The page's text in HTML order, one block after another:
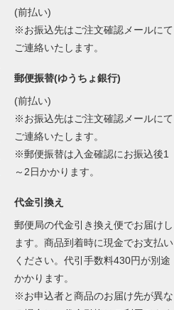
(前払い)
※お振込先はご注文確認メールにて
ご連絡いたします。
郵便振替(ゆうちょ銀行)
(前払い)
※お振込先はご注文確認メールにて
ご連絡いたします。
※郵便振替は入金確認にお振込後1
～2日かかります。
代金引換え
郵便局の代金引き換え便でお届けし
ます。商品到着時に現金でお支払い
ください。代引手数料430円が別途
かかります。
※お申込者と商品のお届け先が異な